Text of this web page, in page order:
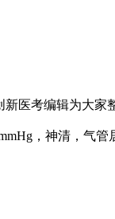
医考编辑为大家
，神清，气